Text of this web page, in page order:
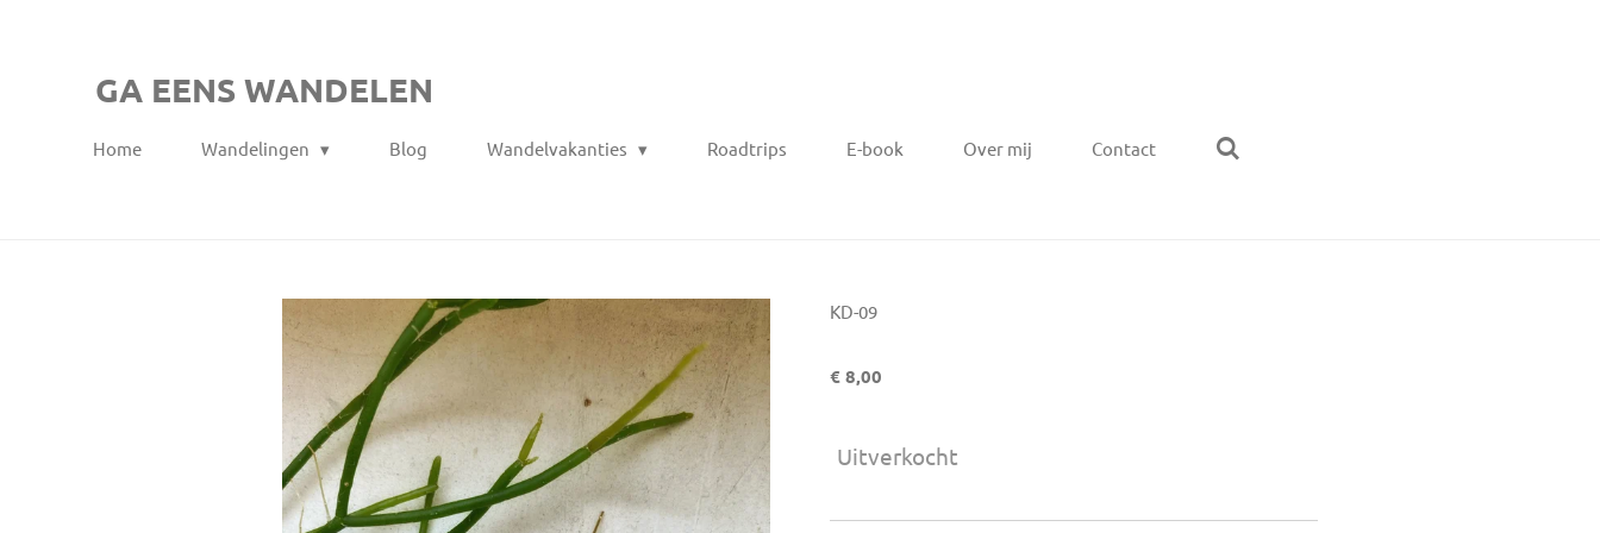
hoofdinhoud
GA EENS WANDELEN
Home Wandelingen Blog Wandelvakanties Roadtrips E-book Over mij Contact
KD-09
€ 8,00
Uitverkocht